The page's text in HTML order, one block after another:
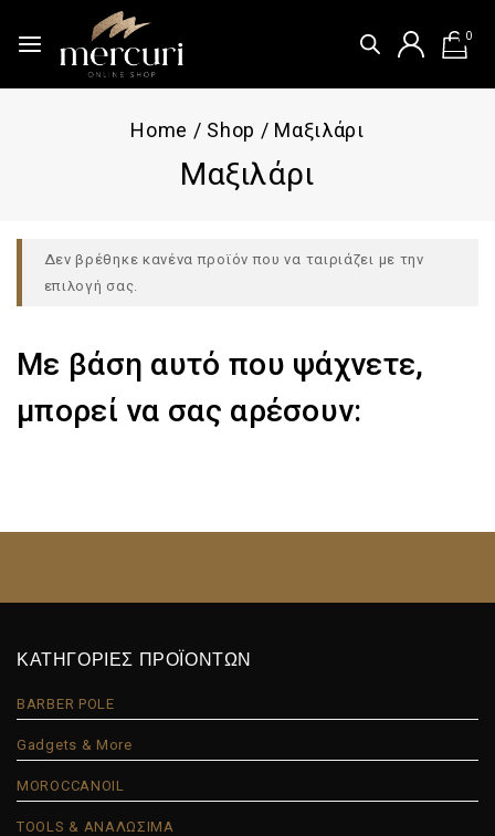
0
Home / Shop / Μαξιλάρι
Μαξιλάρι
Δεν βρέθηκε κανένα προϊόν που να ταιριάζει με την
επιλογή σας.
Με βάση αυτό που ψάχνετε,
μπορεί να σας αρέσουν:
ΚΑΤΗΓΟΡΙΕΣ ΠΡΟΪΟΝΤΩΝ
BARBER POLE
Gadgets & More
MOROCCANOIL
TOOLS & ΑΝΑΛΩΣΙΜΑ